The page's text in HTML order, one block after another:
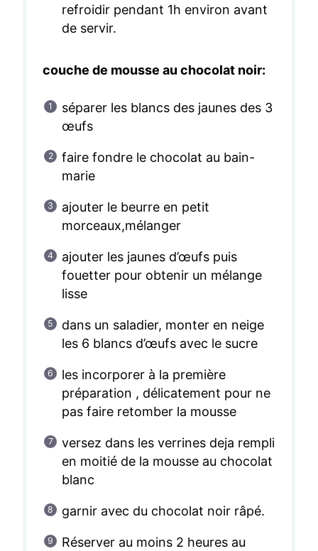
refroidir pendant 1h environ avant
de servir.
couche de mousse au chocolat noir:
séparer les blancs des jaunes des 3
œufs
faire fondre le chocolat au bain-
marie
ajouter le beurre en petit
morceaux,mélanger
ajouter les jaunes d’œufs puis
fouetter pour obtenir un mélange
lisse
dans un saladier, monter en neige
les 6 blancs d’œufs avec le sucre
les incorporer à la première
préparation , délicatement pour ne
pas faire retomber la mousse
versez dans les verrines deja rempli
en moitié de la mousse au chocolat
blanc
garnir avec du chocolat noir râpé.
Réserver au moins 2 heures au